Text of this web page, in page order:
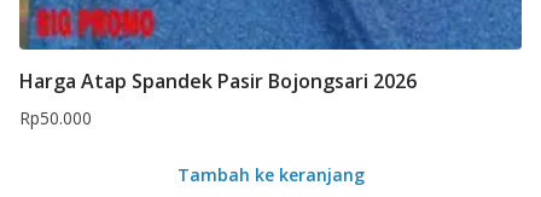
Harga Atap Spandek Pasir Bojongsari 2026
Rp50.000
Tambah ke keranjang